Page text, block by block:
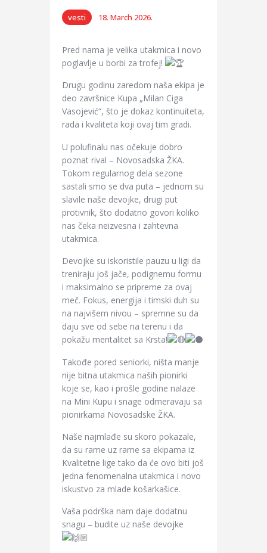
vesti 18. March 2026.
Pred nama je velika utakmica i novo
poglavlje u borbi za trofej!
Drugu godinu zaredom naša ekipa je
deo završnice Kupa „Milan Ciga
Vasojević“, što je dokaz kontinuiteta,
rada i kvaliteta koji ovaj tim gradi.
U polufinalu nas očekuje dobro
poznat rival – Novosadska ŽKA.
Tokom regularnog dela sezone
sastali smo se dva puta – jednom su
slavile naše devojke, drugi put
protivnik, što dodatno govori koliko
nas čeka neizvesna i zahtevna
utakmica.
Devojke su iskoristile pauzu u ligi da
treniraju još jače, podignemu formu
i maksimalno se pripreme za ovaj
meč. Fokus, energija i timski duh su
na najvišem nivou – spremne su da
daju sve od sebe na terenu i da
pokažu mentalitet sa Krsta!
Takođe pored seniorki, ništa manje
nije bitna utakmica naših pionirki
koje se, kao i prošle godine nalaze
na Mini Kupu i snage odmeravaju sa
pionirkama Novosadske ŽKA.
Naše najmlađe su skoro pokazale,
da su rame uz rame sa ekipama iz
Kvalitetne lige tako da će ovo biti još
jedna fenomenalna utakmica i novo
iskustvo za mlade košarkašice.
Vaša podrška nam daje dodatnu
snagu – budite uz naše devojke